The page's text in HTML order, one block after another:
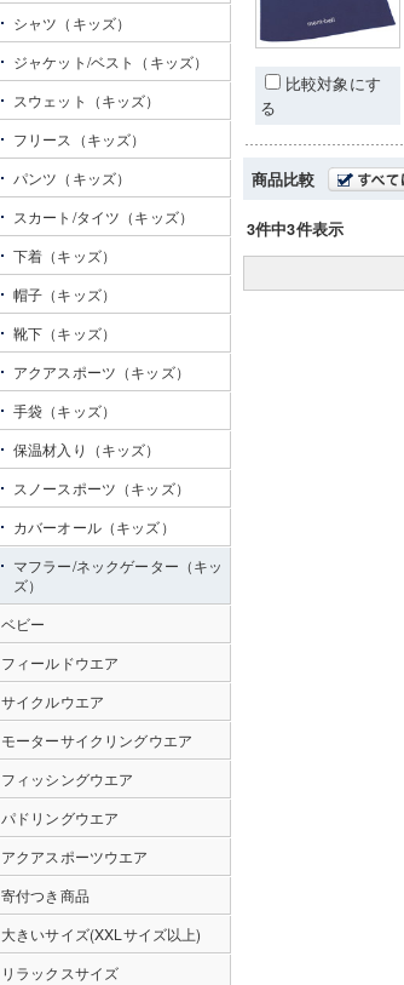
比較対象にす
る
商品比較
3件中3件表示
シャツ（キッズ）
ジャケット/ベスト（キッズ）
スウェット（キッズ）
フリース（キッズ）
パンツ（キッズ）
スカート/タイツ（キッズ）
下着（キッズ）
帽子（キッズ）
靴下（キッズ）
アクアスポーツ（キッズ）
手袋（キッズ）
保温材入り（キッズ）
スノースポーツ（キッズ）
カバーオール（キッズ）
マフラー/ネックゲーター（キッ
ズ）
ベビー
フィールドウエア
サイクルウエア
モーターサイクリングウエア
フィッシングウエア
パドリングウエア
アクアスポーツウエア
寄付つき商品
大きいサイズ(XXLサイズ以上)
リラックスサイズ